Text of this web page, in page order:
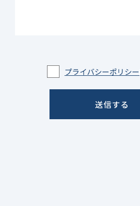
プライバシーポリシー
送信する